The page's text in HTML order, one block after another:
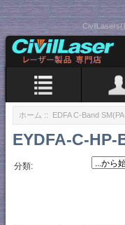
CivilLasers(
ホーム :: EDFA C-Band
EYDFA-C-HP-
分類: